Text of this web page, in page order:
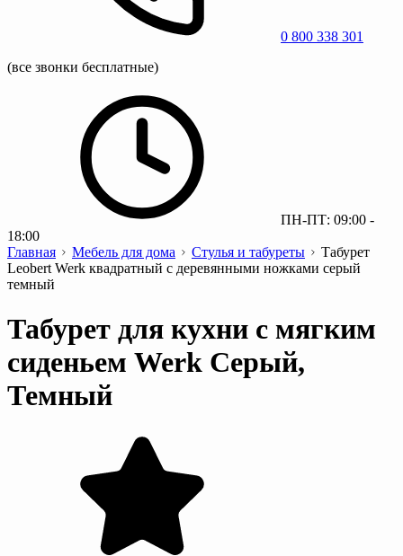
0 800 338 301
(все звонки бесплатные)
ПН-ПТ: 09:00 -
18:00
Главная
Мебель для дома Стулья и табуреты
Табурет
Leobert Werk квадратный с деревянными ножками серый
темный
Табурет для кухни с мягким
сиденьем Werk Серый,
Темный